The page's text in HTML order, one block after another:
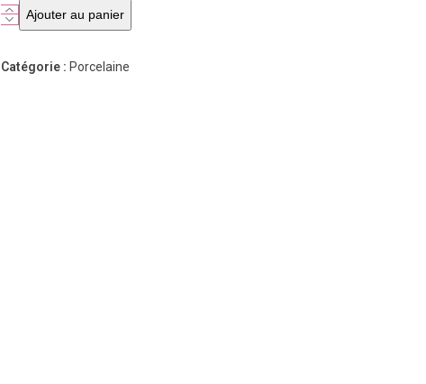
quantité
pot
Ajouter au panier
Catégorie : Porcelaine